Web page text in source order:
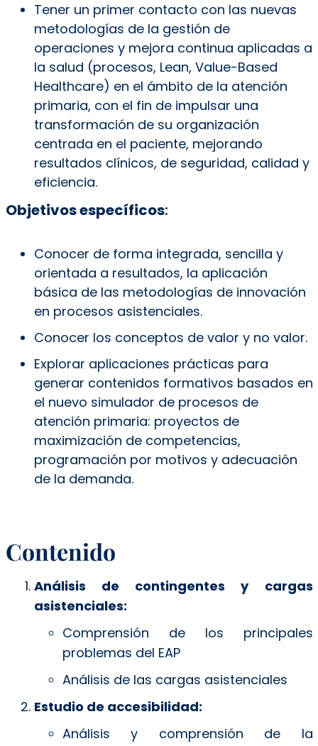
Tener un primer contacto con las nuevas
metodologías de la gestión de
operaciones y mejora continua aplicadas a
la salud (procesos, Lean, Value-Based
Healthcare) en el ámbito de la atención
primaria, con el fin de impulsar una
transformación de su organización
centrada en el paciente, mejorando
resultados clínicos, de seguridad, calidad y
eficiencia.
Objetivos específicos:
Conocer de forma integrada, sencilla y
orientada a resultados, la aplicación
básica de las metodologías de innovación
en procesos asistenciales.
Conocer los conceptos de valor y no valor.
Explorar aplicaciones prácticas para
generar contenidos formativos basados en
el nuevo simulador de procesos de
atención primaria: proyectos de
maximización de competencias,
programación por motivos y adecuación
de la demanda.
Contenido
Análisis de contingentes y cargas
asistenciales:
Comprensión de los principales
problemas del EAP
Análisis de las cargas asistenciales
Estudio de accesibilidad:
Análisis y comprensión de la